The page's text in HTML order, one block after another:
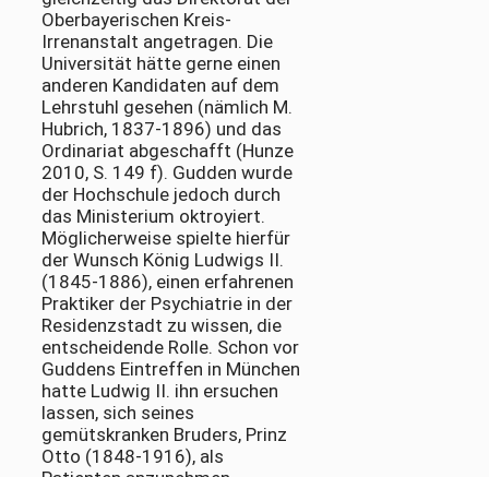
Oberbayerischen Kreis-
Irrenanstalt angetragen. Die
Universität hätte gerne einen
anderen Kandidaten auf dem
Lehrstuhl gesehen (nämlich M.
Hubrich, 1837-1896) und das
Ordinariat abgeschafft (Hunze
2010, S. 149 f). Gudden wurde
der Hochschule jedoch durch
das Ministerium oktroyiert.
Möglicherweise spielte hierfür
der Wunsch König Ludwigs II.
(1845-1886), einen erfahrenen
Praktiker der Psychiatrie in der
Residenzstadt zu wissen, die
entscheidende Rolle. Schon vor
Guddens Eintreffen in München
hatte Ludwig II. ihn ersuchen
lassen, sich seines
gemütskranken Bruders, Prinz
Otto (1848-1916), als